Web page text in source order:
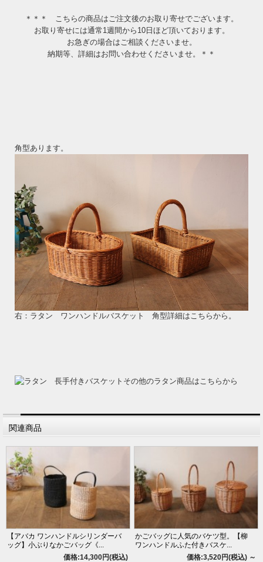
＊＊＊ こちらの商品はご注文後のお取り寄せでございます。
お取り寄せには通常1週間から10日ほど頂いております。
お急ぎの場合はご相談くださいませ。
納期等、詳細はお問い合わせくださいませ。＊＊
角型あります。
右：ラタン ワンハンドルバスケット 角型詳細はこちらから。
その他のラタン商品はこちらから
関連商品
【アバカ ワンハンドルシリンダーバ
ッグ】小ぶりなかごバッグ《...
価格:14,300円(税込)
かごバッグに人気のバケツ型。【柳
ワンハンドルふた付きバスケ...
価格:3,520円(税込) ～